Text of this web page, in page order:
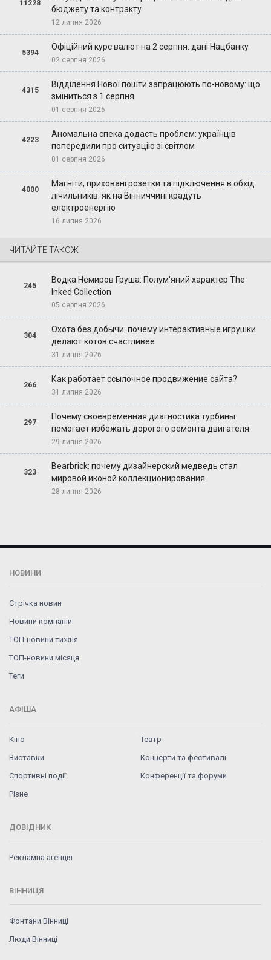
11228
бюджету та контракту
12 липня 2026
5394
Офіційний курс валют на 2 серпня: дані Нацбанку
02 серпня 2026
4315
Відділення Нової пошти запрацюють по-новому: що
зміниться з 1 серпня
01 серпня 2026
4223
Аномальна спека додасть проблем: українців
попередили про ситуацію зі світлом
01 серпня 2026
4000
Магніти, приховані розетки та підключення в обхід
лічильників: як на Вінниччині крадуть
електроенергію
16 липня 2026
ЧИТАЙТЕ ТАКОЖ
245
Водка Немиров Груша: Полум'яний характер The
Inked Collection
05 серпня 2026
304
Охота без добычи: почему интерактивные игрушки
делают котов счастливее
31 липня 2026
266
Как работает ссылочное продвижение сайта?
31 липня 2026
297
Почему своевременная диагностика турбины
помогает избежать дорогого ремонта двигателя
29 липня 2026
323
Bearbrick: почему дизайнерский медведь стал
мировой иконой коллекционирования
28 липня 2026
НОВИНИ
Стрічка новин
Новини компаній
ТОП-новини тижня
ТОП-новини місяця
Теги
АФІША
Кіно
Театр
Виставки
Концерти та фестивалі
Спортивні події
Конференції та форуми
Різне
ДОВІДНИК
Рекламна агенція
ВІННИЦЯ
Фонтани Вінниці
Люди Вінниці